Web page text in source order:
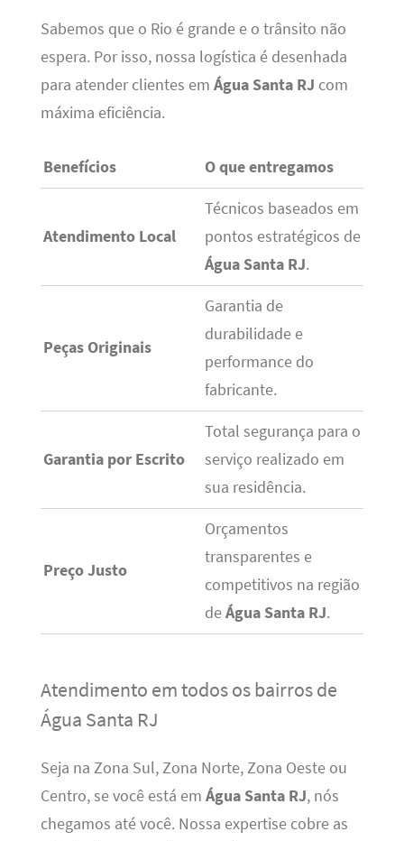
Sabemos que o Rio é grande e o trânsito não
espera. Por isso, nossa logística é desenhada
para atender clientes em Água Santa RJ com
máxima eficiência.
Benefícios O que entregamos
Atendimento Local
Técnicos baseados em
pontos estratégicos de
Água Santa RJ.
Peças Originais
Garantia de
durabilidade e
performance do
fabricante.
Garantia por Escrito
Total segurança para o
serviço realizado em
sua residência.
Preço Justo
Orçamentos
transparentes e
competitivos na região
deÁgua Santa RJ.
Atendimento em todos os bairros de
Água Santa RJ
Seja na Zona Sul, Zona Norte, Zona Oeste ou
Centro, se você está em Água Santa RJ, nós
chegamos até você. Nossa expertise cobre as